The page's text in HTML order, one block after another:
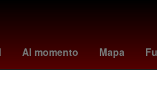
Al momento Mapa
Morena 2024 Derecho